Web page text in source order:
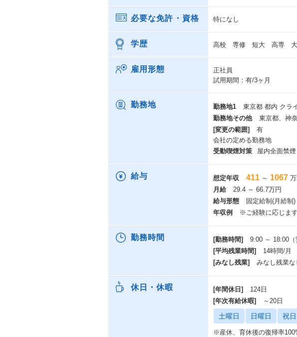
必要な免許・資格 特になし
学歴 高校 専修 短大 高専
雇用形態
正社員
試用期間：有/3ヶ月
勤務地 勤務地1
東京都 都内 クラ
勤務地その他
東京都、神
[変更の範囲]
有
会社の定める勤務地
受動喫煙対策
屋内全面禁煙
給与 想定年収 411 ～ 1067
月給
29.4 ～ 66.7万円
給与形態
固定給制(月給制)
年収例
※ご経験に応じます
勤務時間 [勤務時間]
9:00 ～ 18:00
[平均残業時間]
14時間/月
[みなし残業]
みなし残業な
休日・休暇 [年間休日]
124日
[年次有給休暇]
～20日
土曜日 日曜日 祝日
※産休、育休後の復帰率